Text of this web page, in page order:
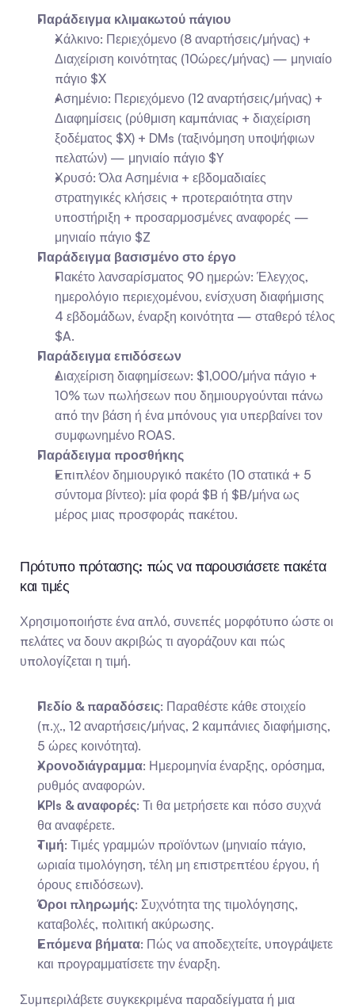
Παράδειγμα κλιμακωτού πάγιου
Χάλκινο: Περιεχόμενο (8 αναρτήσεις/μήνας) +
Διαχείριση κοινότητας (10ώρες/μήνας) — μηνιαίο
πάγιο $X
Ασημένιο: Περιεχόμενο (12 αναρτήσεις/μήνας) +
Διαφημίσεις (ρύθμιση καμπάνιας + διαχείριση
ξοδέματος $X) + DMs (ταξινόμηση υποψήφιων
πελατών) — μηνιαίο πάγιο $Y
Χρυσό: Όλα Ασημένια + εβδομαδιαίες
στρατηγικές κλήσεις + προτεραιότητα στην
υποστήριξη + προσαρμοσμένες αναφορές —
μηνιαίο πάγιο $Z
Παράδειγμα βασισμένο στο έργο
Πακέτο λανσαρίσματος 90 ημερών: Έλεγχος,
ημερολόγιο περιεχομένου, ενίσχυση διαφήμισης
4 εβδομάδων, έναρξη κοινότητα — σταθερό τέλος
$A.
Παράδειγμα επιδόσεων
Διαχείριση διαφημίσεων: $1,000/μήνα πάγιο +
10% των πωλήσεων που δημιουργούνται πάνω
από την βάση ή ένα μπόνους για υπερβαίνει τον
συμφωνημένο ROAS.
Παράδειγμα προσθήκης
Επιπλέον δημιουργικό πακέτο (10 στατικά + 5
σύντομα βίντεο): μία φορά $B ή $B/μήνα ως
μέρος μιας προσφοράς πακέτου.
Πρότυπο πρότασης: πώς να παρουσιάσετε πακέτα
και τιμές
Χρησιμοποιήστε ένα απλό, συνεπές μορφότυπο ώστε οι
πελάτες να δουν ακριβώς τι αγοράζουν και πώς
υπολογίζεται η τιμή.
Πεδίο & παραδόσεις: Παραθέστε κάθε στοιχείο
(π.χ., 12 αναρτήσεις/μήνας, 2 καμπάνιες διαφήμισης,
5 ώρες κοινότητα).
Χρονοδιάγραμμα: Ημερομηνία έναρξης, ορόσημα,
ρυθμός αναφορών.
KPIs & αναφορές: Τι θα μετρήσετε και πόσο συχνά
θα αναφέρετε.
Τιμή: Τιμές γραμμών προϊόντων (μηνιαίο πάγιο,
ωριαία τιμολόγηση, τέλη μη επιστρεπτέου έργου, ή
όρους επιδόσεων).
Όροι πληρωμής: Συχνότητα της τιμολόγησης,
καταβολές, πολιτική ακύρωσης.
Επόμενα βήματα: Πώς να αποδεχτείτε, υπογράψετε
και προγραμματίσετε την έναρξη.
Συμπεριλάβετε συγκεκριμένα παραδείγματα ή μια